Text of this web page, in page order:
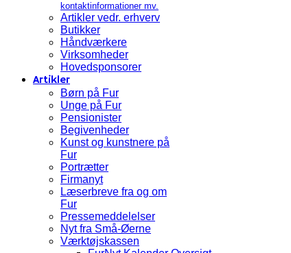
kontaktinformationer mv.
Artikler vedr. erhverv
Butikker
Håndværkere
Virksomheder
Hovedsponsorer
Artikler
Børn på Fur
Unge på Fur
Pensionister
Begivenheder
Kunst og kunstnere på
Fur
Portrætter
Firmanyt
Læserbreve fra og om
Fur
Pressemeddelelser
Nyt fra Små-Øerne
Værktøjskassen